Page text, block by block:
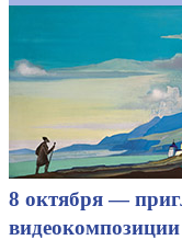
8 октября —